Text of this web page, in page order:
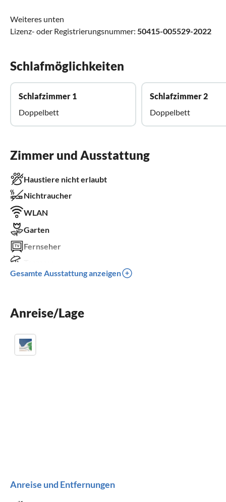
Weiteres unten
Lizenz- oder Registrierungsnummer: 50415-005529-2022
Schlafmöglichkeiten
Schlafzimmer 1
Doppelbett
Schlafzimmer 2
Doppelbett
Zimmer und Ausstattung
Haustiere nicht erlaubt
Nichtraucher
WLAN
Garten
Fernseher
Spülmaschine
Sauna
Gesamte Ausstattung anzeigen
Anreise/Lage
Anreise und Entfernungen